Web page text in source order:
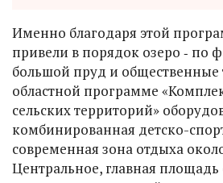
Именно благодаря этой
привели в порядок озеро ‑ по
большой пруд и общественные
областной программе
сельских территорий»
комбинированная детско-
современная зона отдыха
Центральное, главная площадь